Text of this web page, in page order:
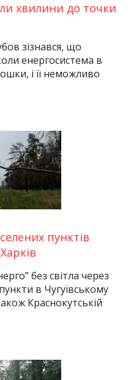
хвилини до точки
зізнався, що
енергосистема в
і її неможливо
пунктів
без світла через
в Чугуївському
Краснокутській